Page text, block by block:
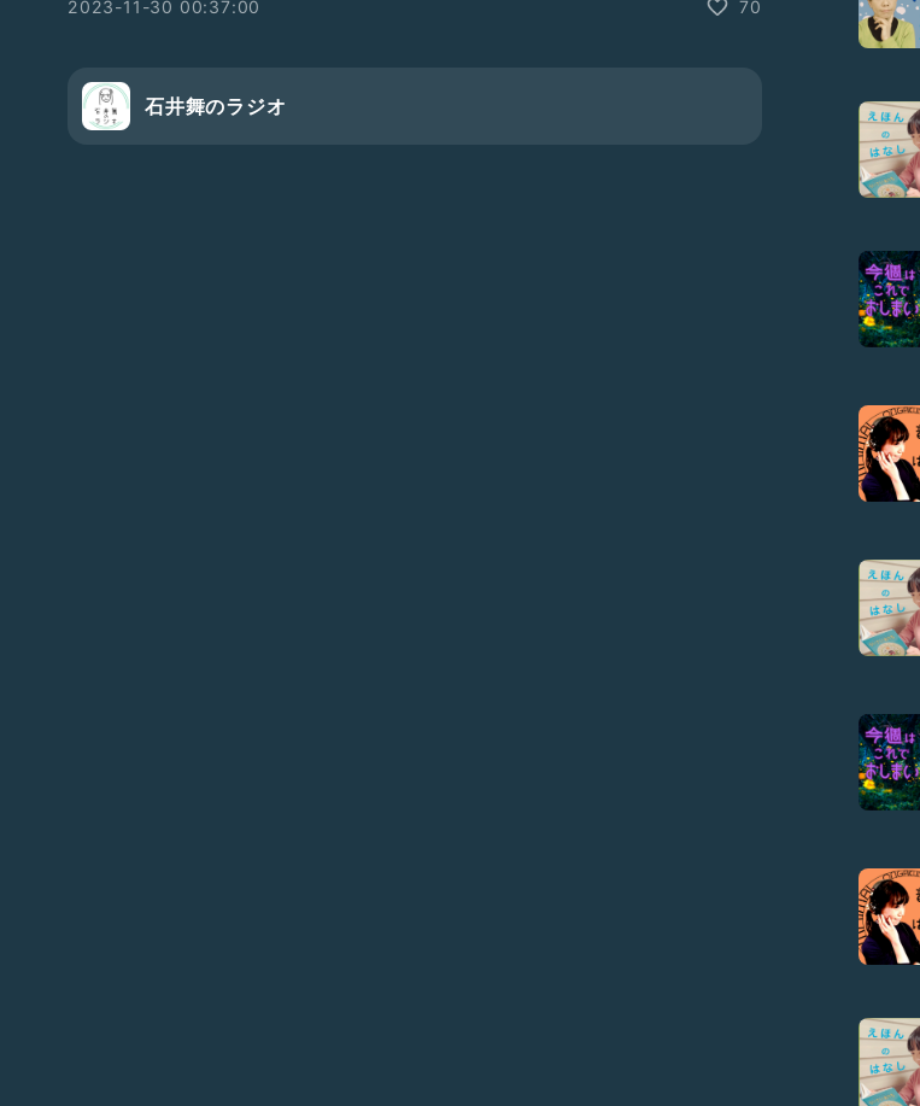
「今週の1曲」↓のプレイリストに追加してます
【出演舞台・チケット発売中】
🐧はらぺこペンギン！
2023-11-30 00:37:00
70
石井舞のラジオ